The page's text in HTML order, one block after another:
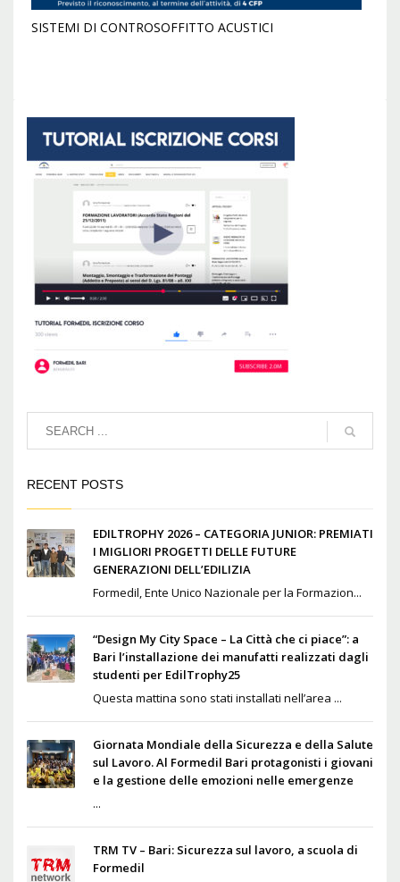
SISTEMI DI CONTROSOFFITTO ACUSTICI
RECENT POSTS
EDILTROPHY 2026 – CATEGORIA JUNIOR: PREMIATI
I MIGLIORI PROGETTI DELLE FUTURE
GENERAZIONI DELL’EDILIZIA
Formedil, Ente Unico Nazionale per la Formazion...
“Design My City Space – La Città che ci piace”: a
Bari l’installazione dei manufatti realizzati dagli
studenti per EdilTrophy25
Questa mattina sono stati installati nell’area ...
Giornata Mondiale della Sicurezza e della Salute
sul Lavoro. Al Formedil Bari protagonisti i giovani
e la gestione delle emozioni nelle emergenze
...
TRM TV – Bari: Sicurezza sul lavoro, a scuola di
Formedil